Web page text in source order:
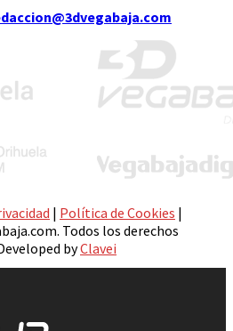
| Política de Cookies |
Todos los derechos
byClavei